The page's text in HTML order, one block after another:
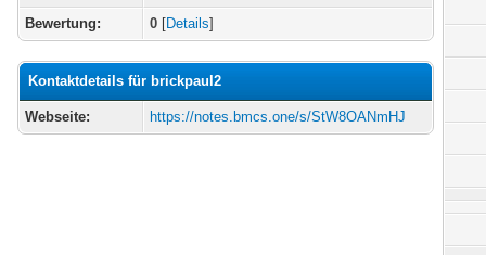
Bewertung:
0 [Details]
Kontaktdetails für brickpaul2
Webseite: https://notes.bmcs.one/s/StW8OANmHJ